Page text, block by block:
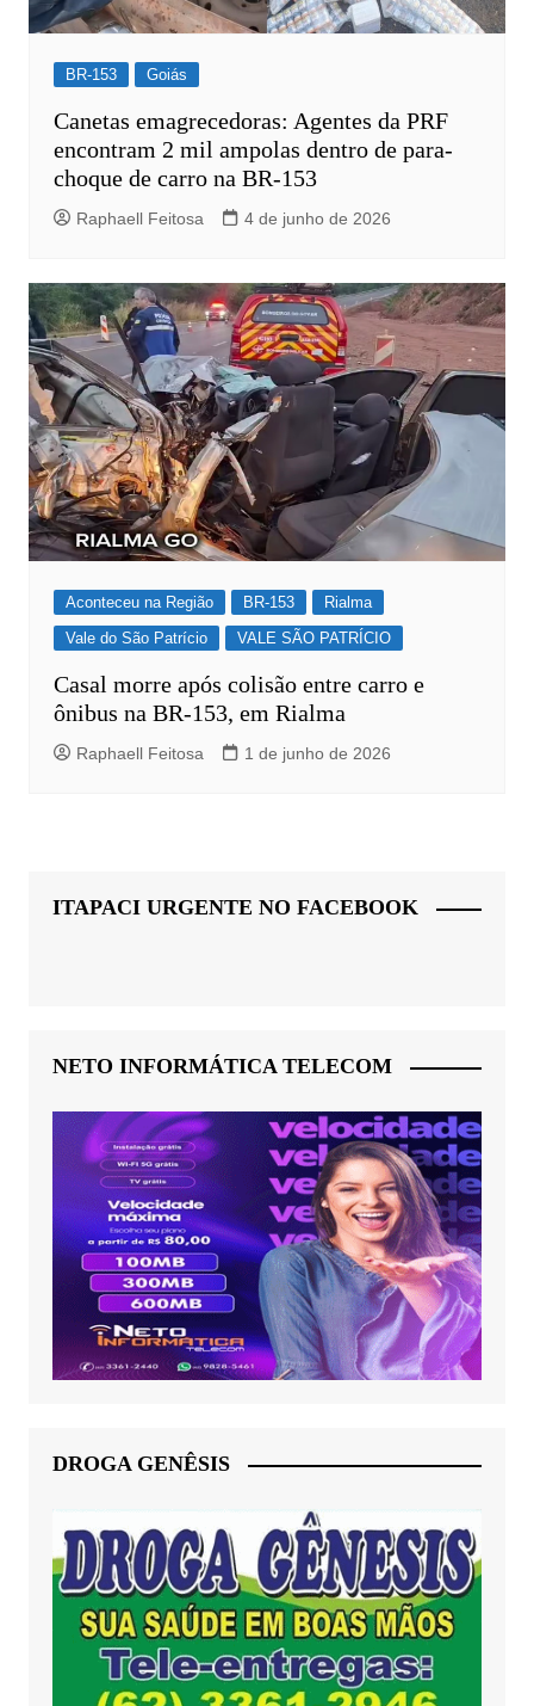
BR-153 Goiás
Canetas emagrecedoras: Agentes da PRF
encontram 2 mil ampolas dentro de para-
choque de carro na BR-153
Raphaell Feitosa 4 de junho de 2026
Aconteceu na Região BR-153
Rialma
Vale do São Patrício
VALE SÃO PATRÍCIO
Casal morre após colisão entre carro e
ônibus na BR-153, em Rialma
Raphaell Feitosa 1 de junho de 2026
ITAPACI URGENTE NO FACEBOOK
NETO INFORMÁTICA TELECOM
DROGA GENÊSIS